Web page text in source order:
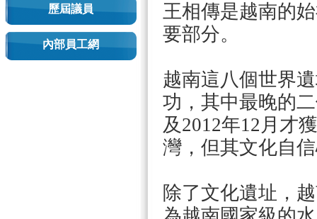
歷屆議員
內部員工網
王相傳是越南的
要部分。
越南這八個世界
功，其中最晚的
及2012年12月才
灣，但其文化自
除了文化遺址，